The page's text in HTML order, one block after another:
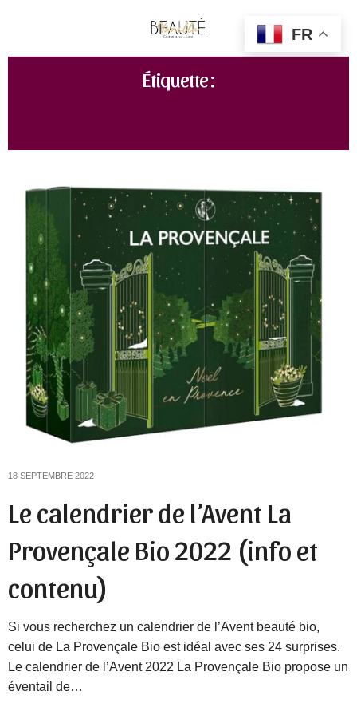
Étiquette :
18 SEPTEMBRE 2022
Le calendrier de l’Avent La
Provençale Bio 2022 (info et
contenu)
Si vous recherchez un calendrier de l’Avent beauté bio,
celui de La Provençale Bio est idéal avec ses 24 surprises.
Le calendrier de l’Avent 2022 La Provençale Bio propose un
éventail de…
FR